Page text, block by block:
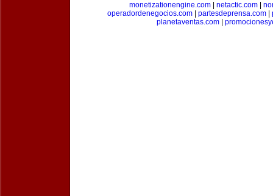
monetizationengine.com| netactic.com|
operadordenegocios.com
partesdeprensa.com
planetaventas.com